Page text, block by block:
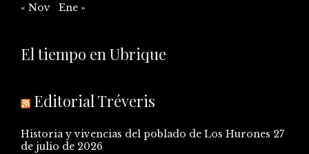
« Nov Ene »
El tiempo en Ubrique
Editorial Tréveris
Historia y vivencias del poblado de Los Hurones 27
de julio de 2026